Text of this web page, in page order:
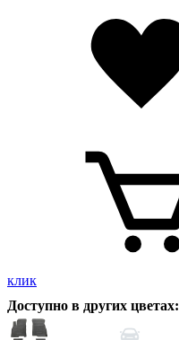
клик
Доступно в других цветах: